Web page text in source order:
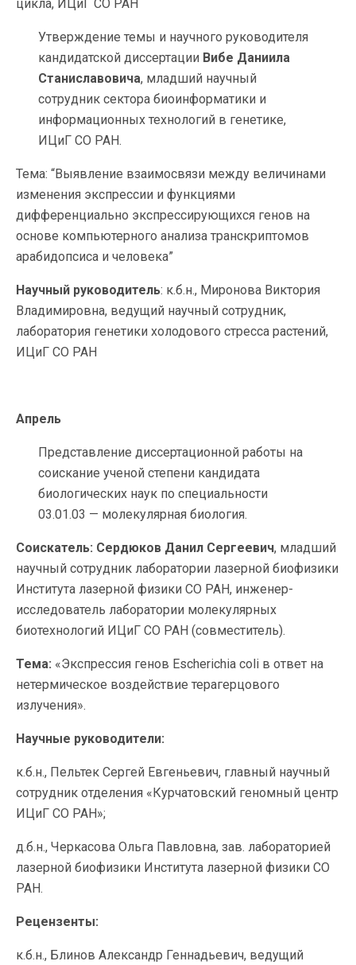
цикла, ИЦиГ СО РАН
Утверждение темы и научного руководителя
кандидатской диссертации Вибе Даниила
Станиславовича, младший научный
сотрудник сектора биоинформатики и
информационных технологий в генетике,
ИЦиГ СО РАН.
Тема: “Выявление взаимосвязи между величинами
изменения экспрессии и функциями
дифференциально экспрессирующихся генов на
основе компьютерного анализа транскриптомов
арабидопсиса и человека”
Научный руководитель: к.б.н., Миронова Виктория
Владимировна, ведущий научный сотрудник,
лаборатория генетики холодового стресса растений,
ИЦиГ СО РАН
Апрель
Представление диссертационной работы на
соискание ученой степени кандидата
биологических наук по специальности
03.01.03 — молекулярная биология.
Соискатель: Сердюков Данил Сергеевич, младший
научный сотрудник лаборатории лазерной биофизики
Института лазерной физики СО РАН, инженер-
исследователь лаборатории молекулярных
биотехнологий ИЦиГ СО РАН (совместитель).
Тема: «Экспрессия генов Escherichia coli в ответ на
нетермическое воздействие терагерцового
излучения».
Научные руководители:
к.б.н., Пельтек Сергей Евгеньевич, главный научный
сотрудник отделения «Курчатовский геномный центр
ИЦиГ СО РАН»;
д.б.н., Черкасова Ольга Павловна, зав. лабораторией
лазерной биофизики Института лазерной физики СО
РАН.
Рецензенты:
к.б.н., Блинов Александр Геннадьевич, ведущий